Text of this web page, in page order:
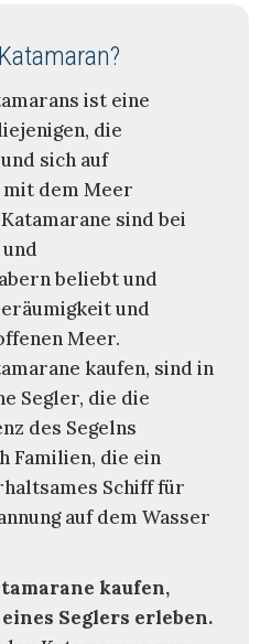
ist eine
die
sich auf
dem Meer
sind bei
beliebt und
und
Meer.
kaufen, sind in
Segler, die die
des Segelns
Familien, die ein
Schiff für
auf dem Wasser
kaufen,
Seglers erleben.